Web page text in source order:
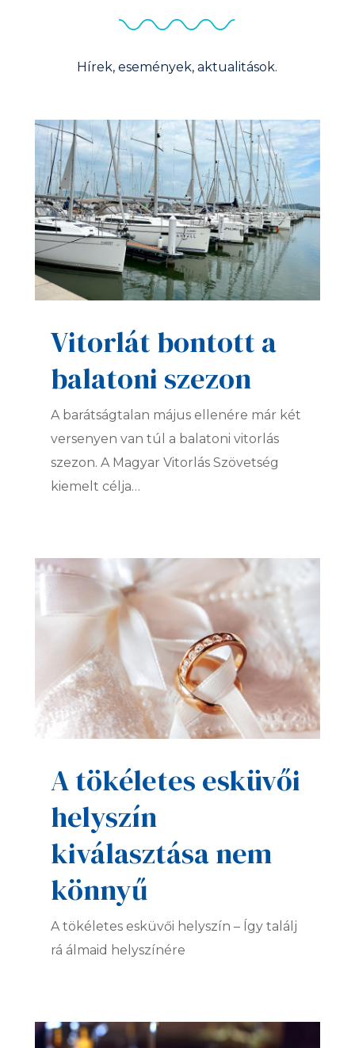
Hírek, események, aktualitások.
Vitorlát bontott a
balatoni szezon
A barátságtalan május ellenére már két
versenyen van túl a balatoni vitorlás
szezon. A Magyar Vitorlás Szövetség
kiemelt célja…
A tökéletes esküvői
helyszín
kiválasztása nem
könnyű
A tökéletes esküvői helyszín – Így találj
rá álmaid helyszínére